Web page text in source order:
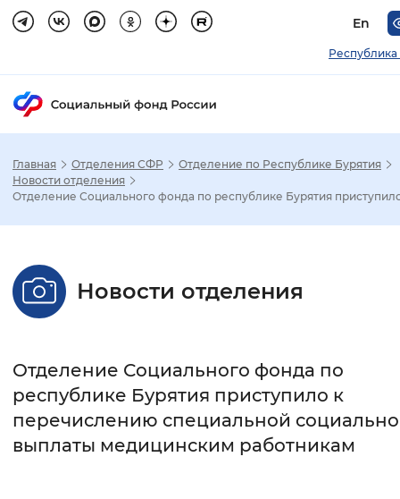
En
Республика
Настройка режима отображения
Стандартный Увеличенный
Без засечек
Интервал между буквами
Главная Отделения СФР
Отделение по Республике Бурятия
Новости отделения
Отделение Социального фонда по республике Бурятия
Новости отделения
Отделение Социального фонда по
республике Бурятия приступило к
перечислению специальной
выплаты медицинским работникам